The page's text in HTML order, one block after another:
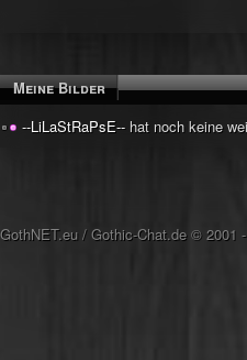
Meine Bilder
--LiLaStRaPsE-- hat noch keine
GothNET.eu / Gothic-Chat.de © 2001